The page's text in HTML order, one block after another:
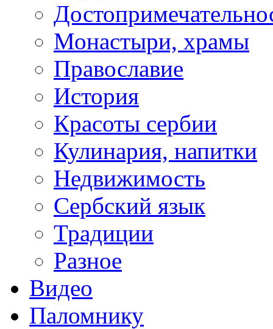
Монастыри, храмы
Православие
История
Красоты сербии
Кулинария, напитки
Недвижимость
Сербский язык
Традиции
Разное
Видео
Паломнику